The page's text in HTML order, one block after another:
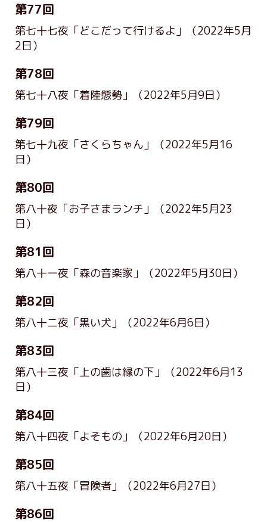
第77回
第七十七夜「どこだって行けるよ」
（2022年5月
2日）
第78回
第七十八夜「着陸態勢」 （2022年5月9日）
第79回
第七十九夜「さくらちゃん」
（2022年5月16
日）
第80回
第八十夜「お子さまランチ」
（2022年5月23
日）
第81回
第八十一夜「森の音楽家」 （2022年5月30日）
第82回
第八十二夜「黒い犬」 （2022年6月6日）
第83回
第八十三夜「上の歯は縁の下」
（2022年6月13
日）
第84回
第八十四夜「よそもの」 （2022年6月20日）
第85回
第八十五夜「冒険者」 （2022年6月27日）
第86回